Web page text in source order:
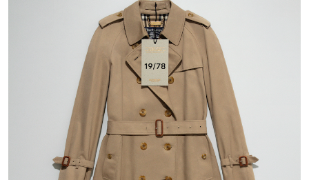
#SHOPPING ADDICT #憧れの逸品
#ESSENTIAL DESIGNS #古着サミット
#NEW VINTAGE #マイナーグッド図鑑
#路地裏てぃーん。 #MONTHLY JOURNAL
#GH 銘品の所以 #フイナムのYouTube
#Commune H #FOCUS IT #AH.H
#ととけん #FASHION #MUSIC #MOVIE